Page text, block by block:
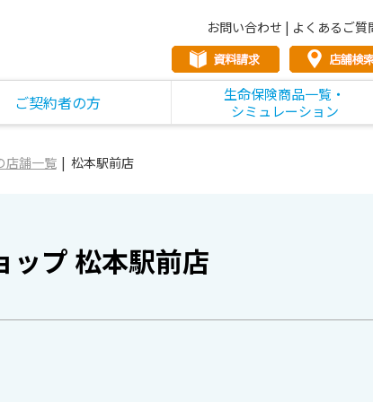
お問い合わせ | よくあるご質
ご契約者の方
生命保険商品一覧・
シミュレーション
店舗一覧 松本駅前店
ップ 松本駅前店